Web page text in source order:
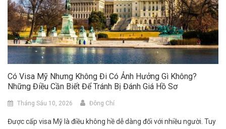
Có Visa Mỹ Nhưng Không Đi Có Ảnh Hưởng Gì Không?
Những Điều Cần Biết Để Tránh Bị Đánh Giá Hồ Sơ
Tháng Sáu 10, 2026 Đông Chí
Được cấp visa Mỹ là điều không hề dễ dàng đối với nhiều người. Tuy